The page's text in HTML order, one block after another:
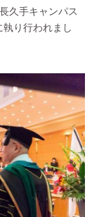
久手キャンパス
り行われまし